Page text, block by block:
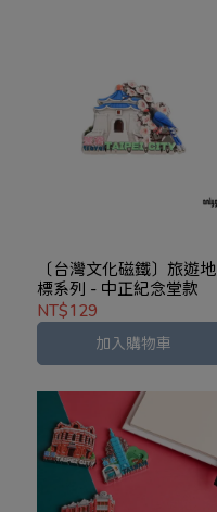
〔台灣文化磁鐵〕旅遊地
標系列 - 中正紀念堂款
NT$129
加入購物車